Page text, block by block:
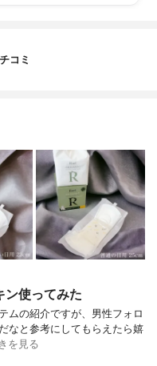
コミ
使ってみた
ムの紹介ですが、男性フォロ
なと参考にしてもらえたら嬉
を見る